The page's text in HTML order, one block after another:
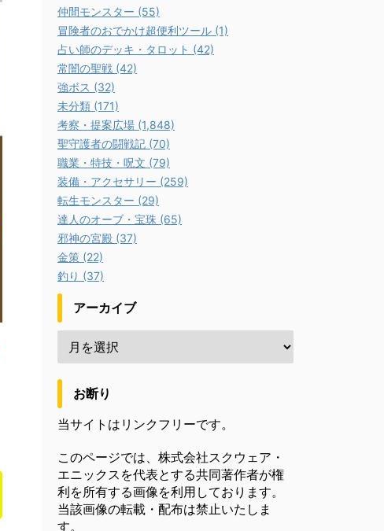
仲間モンスター (55)
冒険者のおでかけ超便利ツール (1)
占い師のデッキ・タロット (42)
常闇の聖戦 (42)
強ボス (32)
未分類 (171)
考察・提案広場 (1,848)
聖守護者の闘戦記 (70)
職業・特技・呪文 (79)
装備・アクセサリー (259)
転生モンスター (29)
達人のオーブ・宝珠 (65)
邪神の宮殿 (37)
金策 (22)
釣り (37)
アーカイブ
お断り
当サイトはリンクフリーです。
このページでは、株式会社スクウェア・
エニックスを代表とする共同著作者が権
利を所有する画像を利用しております。
当該画像の転載・配布は禁止いたしま
す。